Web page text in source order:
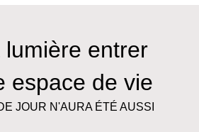
lumière entrer
espace de vie
JOUR N'AURA ÉTÉ AUSSI